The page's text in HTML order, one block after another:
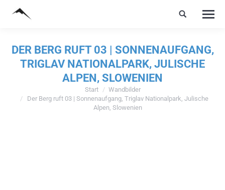
DER BERG RUFT 03 | SONNENAUFGANG,
TRIGLAV NATIONALPARK, JULISCHE
ALPEN, SLOWENIEN
Start
Wandbilder
Der Berg ruft 03 | Sonnenaufgang, Triglav Nationalpark, Julische
Alpen, Slowenien